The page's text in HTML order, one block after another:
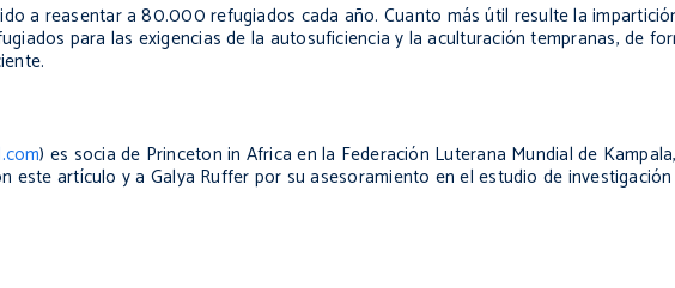
a reasentar a 80.000 refugiados cada año. Cuanto más útil resulte la
para las exigencias de la autosuficiencia y la aculturación tempranas, de
) es socia de Princeton in Africa en la Federación Luterana Mundial de
este artículo y a Galya Ruffer por su asesoramiento en el estudio de